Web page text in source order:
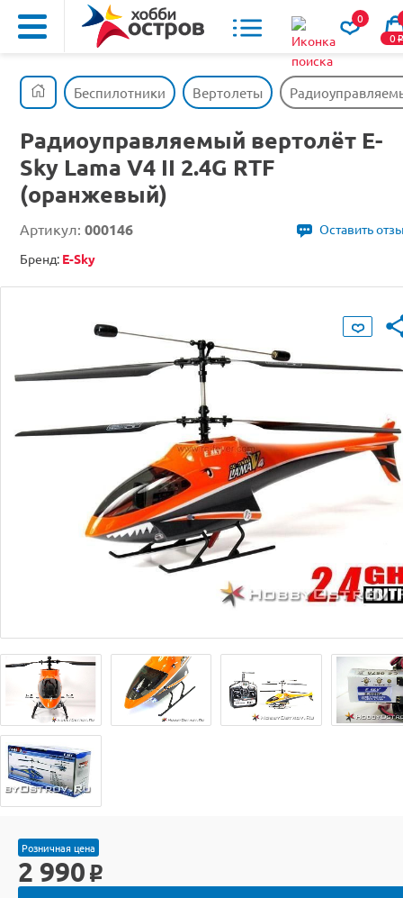
0
0o
Беспилотники Вертолеты
Радиоуправляемый вертолёт E-
Sky Lama V4 II 2.4G RTF
(оранжевый)
Артикул: 000146
Оставить
Бренд: E-Sky
Розничная цена
2 990 o